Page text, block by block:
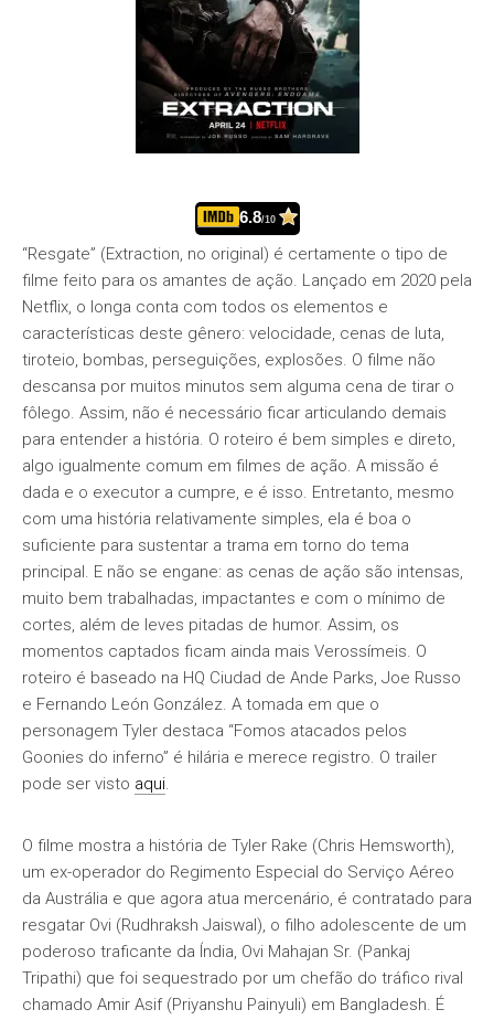
6.8/10
“Resgate” (Extraction, no original) é certamente o tipo de
filme feito para os amantes de ação. Lançado em 2020 pela
Netflix, o longa conta com todos os elementos e
características deste gênero: velocidade, cenas de luta,
tiroteio, bombas, perseguições, explosões. O filme não
descansa por muitos minutos sem alguma cena de tirar o
fôlego. Assim, não é necessário ficar articulando demais
para entender a história. O roteiro é bem simples e direto,
algo igualmente comum em filmes de ação. A missão é
dada e o executor a cumpre, e é isso. Entretanto, mesmo
com uma história relativamente simples, ela é boa o
suficiente para sustentar a trama em torno do tema
principal. E não se engane: as cenas de ação são intensas,
muito bem trabalhadas, impactantes e com o mínimo de
cortes, além de leves pitadas de humor. Assim, os
momentos captados ficam ainda mais Verossímeis. O
roteiro é baseado na HQ Ciudad de Ande Parks, Joe Russo
e Fernando León González. A tomada em que o
personagem Tyler destaca “Fomos atacados pelos
Goonies do inferno” é hilária e merece registro. O trailer
pode ser visto aqui.
O filme mostra a história de Tyler Rake (Chris Hemsworth),
um ex-operador do Regimento Especial do Serviço Aéreo
da Austrália e que agora atua mercenário, é contratado para
resgatar Ovi (Rudhraksh Jaiswal), o filho adolescente de um
poderoso traficante da Índia, Ovi Mahajan Sr. (Pankaj
Tripathi) que foi sequestrado por um chefão do tráfico rival
chamado Amir Asif (Priyanshu Painyuli) em Bangladesh. É